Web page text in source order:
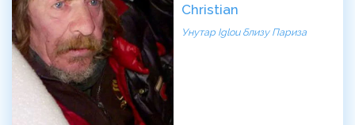
Christian
Унутар Iglou близу Париза